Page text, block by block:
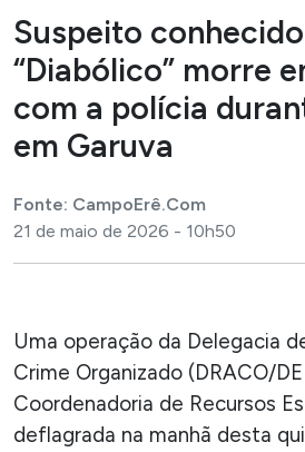
Suspeito
“Diabólico” morre
com a polícia
em Garuva
Fonte: CampoErê.Com
21 de maio de 2026 - 10h50
Uma operação da Delegacia
Crime Organizado (DRACO/
Coordenadoria de Recursos
deflagrada na manhã desta